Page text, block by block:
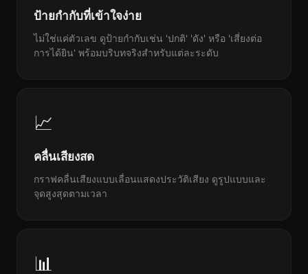
ป้ายกำกับที่เข้าใจง่าย
ไม่ใช่แค่ตัวเลข ดูป้ายกำกับเช่น 'ปกติ' 'ดัง' หรือ 'เสี่ยงต่อ
การได้ยิน' พร้อมบริบทจริงสำหรับแต่ละระดับ
📈
คลื่นเสียงสด
กราฟคลื่นเสียงแบบเลื่อนแสดงประวัติเสียง ดูรูปแบบและ
จุดสูงสุดตามเวลา
📊